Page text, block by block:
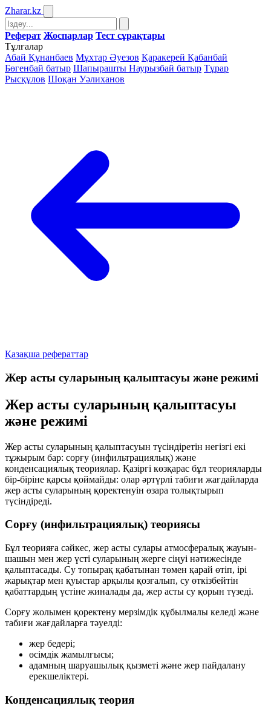
Zharar.kz
Реферат Жоспарлар Тест сұрақтары
Тұлғалар
Абай Құнанбаев Мұхтар Әуезов Қаракерей Қабанбай
Бөгенбай батыр Шапырашты Наурызбай батыр Тұрар
Рысқұлов Шоқан Уәлиханов
Қазақша рефераттар
Жер асты суларының қалыптасуы және режимі
Жер асты суларының қалыптасуы
және режимі
Жер асты суларының қалыптасуын түсіндіретін негізгі екі
тұжырым бар: сорғу (инфильтрациялық) және
конденсациялық теориялар. Қазіргі көзқарас бұл теорияларды
бір-біріне қарсы қоймайды: олар әртүрлі табиғи жағдайларда
жер асты суларының қоректенуін өзара толықтырып
түсіндіреді.
Сорғу (инфильтрациялық) теориясы
Бұл теорияға сәйкес, жер асты сулары атмосфералық жауын-
шашын мен жер үсті суларының жерге сіңуі нәтижесінде
қалыптасады. Су топырақ қабатынан төмен қарай өтіп, ірі
жарықтар мен қуыстар арқылы қозғалып, су өткізбейтін
қабаттардың үстіне жиналады да, жер асты су қорын түзеді.
Сорғу жолымен қоректену мерзімдік құбылмалы келеді және
табиғи жағдайларға тәуелді:
жер бедері;
өсімдік жамылғысы;
адамның шаруашылық қызметі және жер пайдалану
ерекшеліктері.
Конденсациялық теория